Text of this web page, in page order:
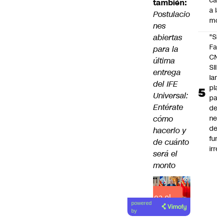
también:
Postulacio
nes
abiertas
para la
última
entrega
del IFE
Universal:
Entérate
cómo
hacerlo y
de cuánto
será el
monto
Lea el
artículo
powered
by
a
SII
de